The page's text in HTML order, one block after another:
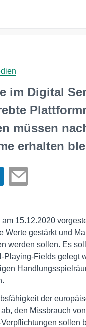
im Digital
müssen
erhalten
15.12.2020
Werte gestärkt und
werden sollen. Es
Playing-Fields gelegt
der
den Missbrauch
sollen